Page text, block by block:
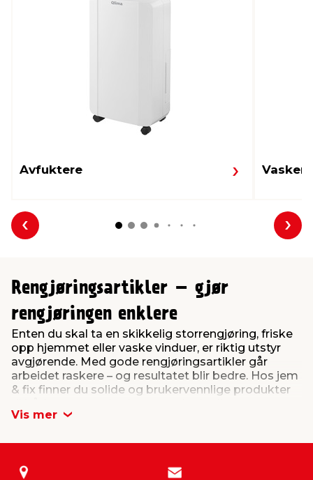
Avfuktere
Forrige
Rengjøringsartikler – gjør
rengjøringen enklere
Enten du skal ta en skikkelig storrengjøring, friske
opp hjemmet eller vaske vinduer, er riktig utstyr
avgjørende. Med gode rengjøringsartikler går
arbeidet raskere – og resultatet blir bedre. Hos jem
& fix finner du solide og brukervennlige produkter
oppgavene.
I sortimentet finner du blant annet gulvmopper,
teleskopstenger samt oppvaskbaljer, kluter og
Vis mer